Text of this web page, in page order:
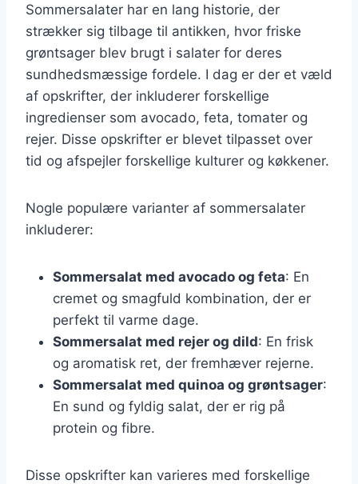
Sommersalater har en lang historie, der
strækker sig tilbage til antikken, hvor friske
grøntsager blev brugt i salater for deres
sundhedsmæssige fordele. I dag er der et væld
af opskrifter, der inkluderer forskellige
ingredienser som avocado, feta, tomater og
rejer. Disse opskrifter er blevet tilpasset over
tid og afspejler forskellige kulturer og køkkener.
Nogle populære varianter af sommersalater
inkluderer:
Sommersalat med avocado og feta: En
cremet og smagfuld kombination, der er
perfekt til varme dage.
Sommersalat med rejer og dild: En frisk
og aromatisk ret, der fremhæver rejerne.
Sommersalat med quinoa og grøntsager:
En sund og fyldig salat, der er rig på
protein og fibre.
Disse opskrifter kan varieres med forskellige